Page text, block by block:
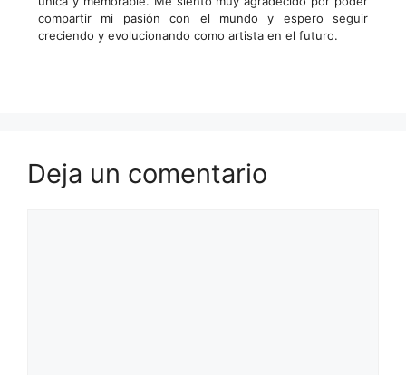
compartir mi pasión con el mundo y espero seguir
creciendo y evolucionando como artista en el futuro.
Deja un comentario